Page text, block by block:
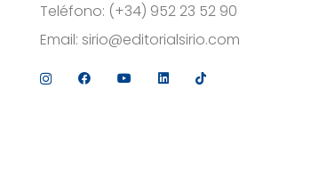
Teléfono: (+34) 952 23 52 90
Email: sirio@editorialsirio.com